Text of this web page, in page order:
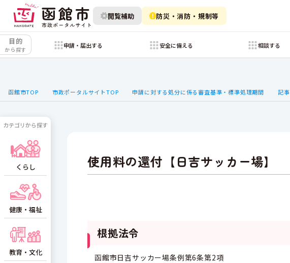
閲覧補助 防災・消防・規制等
目的
から探す
申請・届出する 安全に備える 相談する
函館市TOP 市政ポータルサイトTOP 申請に対する処分に係る審査基準・標準処理期間 記事
使用料の還付【日吉サッカー場】
根拠法令
函館市日吉サッカー場条例第6条第2項
カテゴリから探す
くらし
健康・福祉
教育・文化